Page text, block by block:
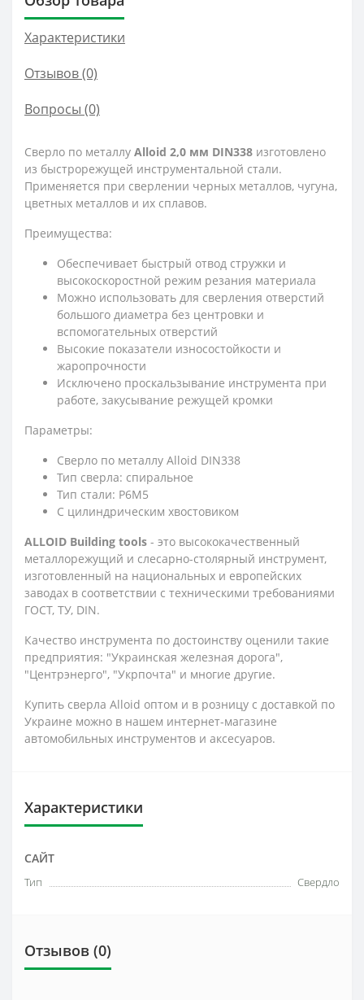
Характеристики
Отзывов (0)
Вопросы (0)
Сверло по металлу Alloid 2,0 мм DIN338 изготовлено
из быстрорежущей инструментальной стали.
Применяется при сверлении черных металлов, чугуна,
цветных металлов и их сплавов.
Преимущества:
Обеспечивает быстрый отвод стружки и
высокоскоростной режим резания материала
Можно использовать для сверления отверстий
большого диаметра без центровки и
вспомогательных отверстий
Высокие показатели износостойкости и
жаропрочности
Исключено проскальзывание инструмента при
работе, закусывание режущей кромки
Параметры:
Сверло по металлу Alloid DIN338
Тип сверла: спиральное
Тип стали: Р6М5
С цилиндрическим хвостовиком
ALLOID Building tools - это высококачественный
металлорежущий и слесарно-столярный инструмент,
изготовленный на национальных и европейских
заводах в соответствии с техническими требованиями
ГОСТ, ТУ, DIN.
Качество инструмента по достоинству оценили такие
предприятия: "Украинская железная дорога",
"Центрэнерго", "Укрпочта" и многие другие.
Купить сверла Alloid оптом и в розницу с доставкой по
Украине можно в нашем интернет-магазине
автомобильных инструментов и аксесуаров.
Характеристики
САЙТ
Тип Свердло
Отзывов (0)